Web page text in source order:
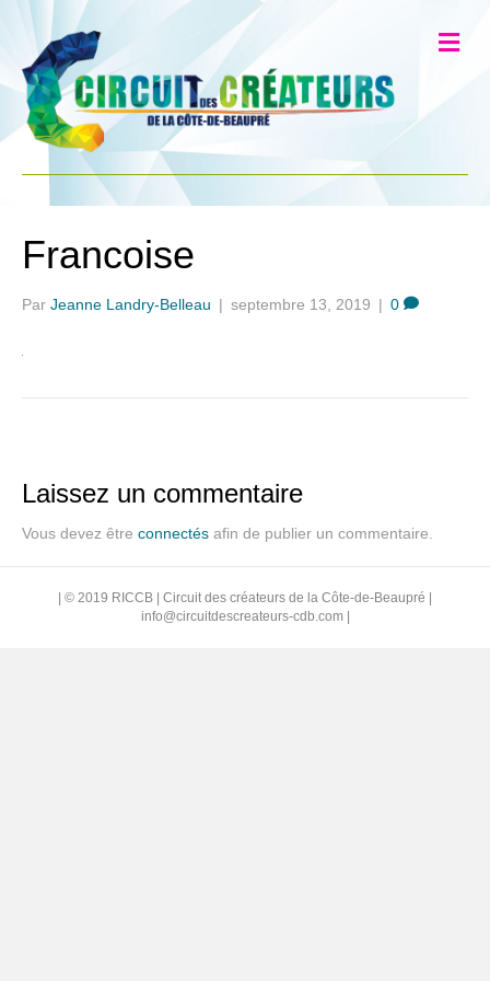
Francoise
Par Jeanne Landry-Belleau | septembre 13, 2019 | 0
Laissez un commentaire
Vous devez être connectés afin de publier un commentaire.
| © 2019 RICCB | Circuit des créateurs de la Côte-de-Beaupré |
info@circuitdescreateurs-cdb.com|